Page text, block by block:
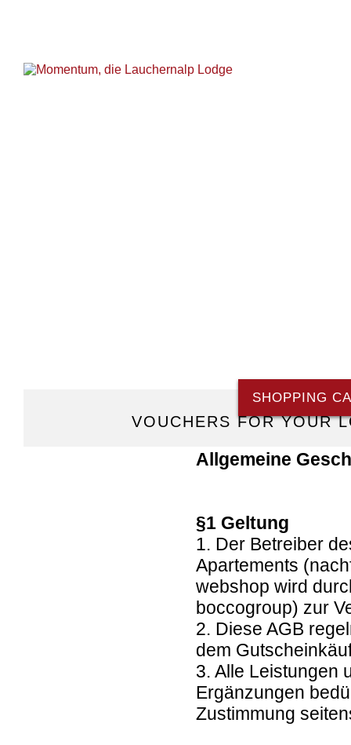
VOUCHERS FOR YOUR
SHOPPING
Allgemeine
§1 Geltung
1. Der Betreiber
Apartements
webshop wird
boccogroup) zur
2. Diese AGB
dem
3. Alle Leistungen
Ergänzungen
Zustimmung